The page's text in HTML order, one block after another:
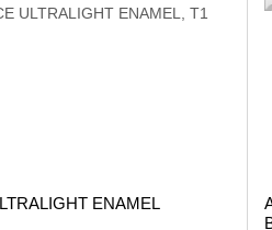
ENAMEL